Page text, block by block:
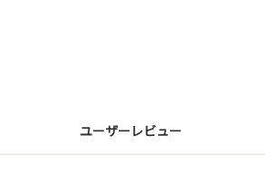
ユーザーレビュー